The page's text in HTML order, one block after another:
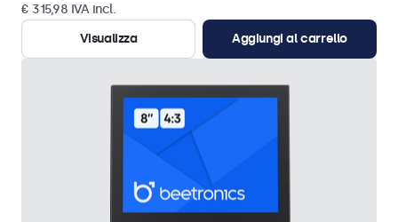
€ 315,98 IVA incl.
Visualizza
Aggiungi al carrello